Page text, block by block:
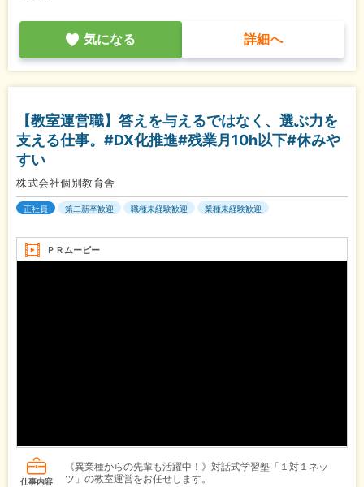
気になる 詳細へ
【教室運営職】答えを与えるではなく、選ぶ力を
支える仕事。#DX化推進#残業月10h以下#休みや
すい
株式会社個別教育舎
正社員 第二新卒歓迎 職種未経験歓迎 業種未経験歓迎
ＰＲムービー
仕事内容
《異業種からの先輩も活躍中！》対話式学習塾「１対１ネッ
ツ」の教室運営をお任せします。